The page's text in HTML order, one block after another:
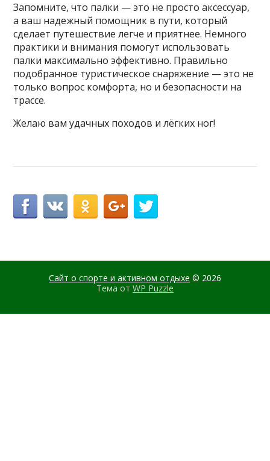
Запомните, что палки — это не просто аксессуар,
а ваш надежный помощник в пути, который
сделает путешествие легче и приятнее. Немного
практики и внимания помогут использовать
палки максимально эффективно. Правильно
подобранное туристическое снаряжение — это не
только вопрос комфорта, но и безопасности на
трассе.
Желаю вам удачных походов и лёгких ног!
Сайт о спорте и активном отдыхе © 2026
Тема от WP Puzzle